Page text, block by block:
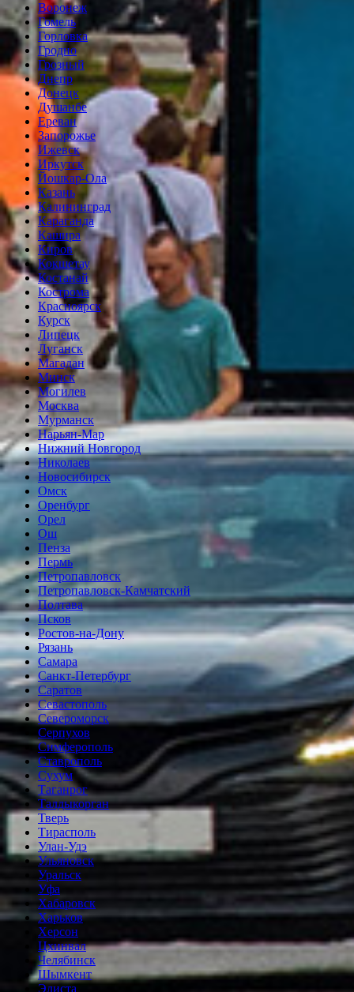
Воронеж
Гомель
Горловка
Гродно
Грозный
Днепр
Донецк
Душанбе
Ереван
Запорожье
Ижевск
Иркутск
Йошкар-Ола
Казань
Калининград
Караганда
Кашира
Киров
Кокшетау
Костанай
Кострома
Красноярск
Курск
Липецк
Луганск
Магадан
Минск
Могилев
Москва
Мурманск
Нарьян-Мар
Нижний Новгород
Николаев
Новосибирск
Омск
Оренбург
Орел
Ош
Пенза
Пермь
Петропавловск
Петропавловск-Камчатский
Полтава
Псков
Ростов-на-Дону
Рязань
Самара
Санкт-Петербург
Саратов
Севастополь
Североморск
Серпухов
Симферополь
Ставрополь
Сухум
Таганрог
Tалдыкорган
Тверь
Тирасполь
Улан-Удэ
Ульяновск
Уральск
Уфа
Хабаровск
Харьков
Херсон
Цхинвал
Челябинск
Шымкент
Элиста